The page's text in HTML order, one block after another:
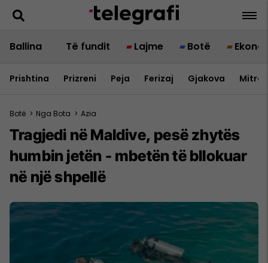
Ballina Të fundit Lajme Botë
Prishtina Prizreni Peja Ferizaj Gjakova
Botë > Nga Bota > Azia
Tragjedi në Maldive, pesë zhytës
humbin jetën - mbetën të bllokuar
në një shpellë